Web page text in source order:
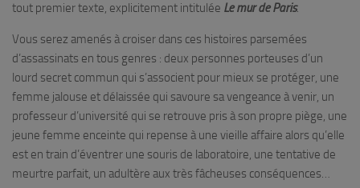
tout premier texte, explicitement intitulée Le mur de Paris.
Vous serez amenés à croiser dans ces histoires parsemées
d’assassinats en tous genres : deux personnes porteuses d’un
lourd secret commun qui s’associent pour mieux se protéger, une
femme jalouse et délaissée qui savoure sa vengeance à venir, un
professeur d’université qui se retrouve pris à son propre piège, une
jeune femme enceinte qui repense à une vieille affaire alors qu’elle
est en train d’éventrer une souris de laboratoire, une tentative de
meurtre parfait, un adultère aux très fâcheuses conséquences…